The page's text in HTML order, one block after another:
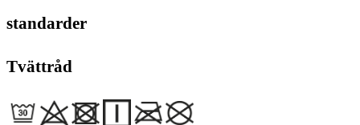
standarder
Tvättråd